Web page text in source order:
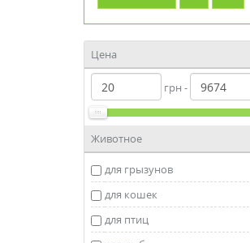
Цена
грн -
Животное
для грызунов
для кошек
для птиц